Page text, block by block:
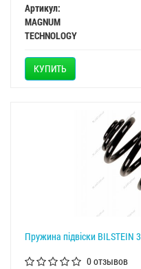
Артикул:
MAGNUM
TECHNOLOGY
КУПИТЬ
Пружина підвіски BILSTEIN
0 отзывов